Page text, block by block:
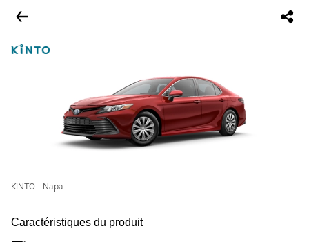
KINTO - Napa
Caractéristiques du produit